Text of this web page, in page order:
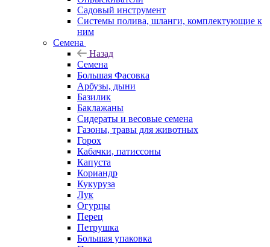
Садовый инструмент
Системы полива, шланги, комплектующие к
ним
Семена
Назад
Семена
Большая Фасовка
Арбузы, дыни
Базилик
Баклажаны
Сидераты и весовые семена
Газоны, травы для животных
Горох
Кабачки, патиссоны
Капуста
Кориандр
Кукуруза
Лук
Огурцы
Перец
Петрушка
Большая упаковка